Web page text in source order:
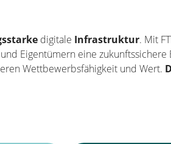
digitale Infrastruktur. Mit
Eigentümern eine
Wettbewerbsfähigkeit und Wert.